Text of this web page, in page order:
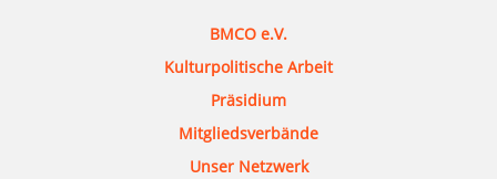
BMCO e.V.
Kulturpolitische Arbeit
Präsidium
Mitgliedsverbände
Unser Netzwerk